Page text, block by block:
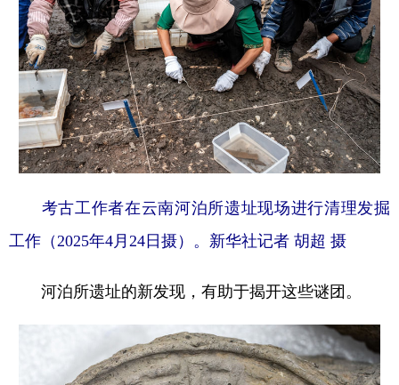
考古工作者在云南河泊所遗址现场进行清理发掘
工作（2025年4月24日摄）。新华社记者 胡超 摄
河泊所遗址的新发现，有助于揭开这些谜团。